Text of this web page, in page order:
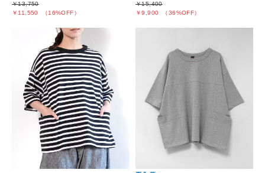
￥11,550 （16%OFF）
￥13,750
￥9,900 （36%OFF）
￥15,400